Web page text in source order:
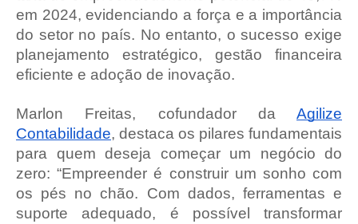
em 2024, evidenciando a força e a importância
do setor no país. No entanto, o sucesso exige
planejamento estratégico, gestão financeira
eficiente e adoção de inovação.
Marlon Freitas, cofundador da Agilize
Contabilidade, destaca os pilares fundamentais
para quem deseja começar um negócio do
zero: “Empreender é construir um sonho com
os pés no chão. Com dados, ferramentas e
suporte adequado, é possível transformar